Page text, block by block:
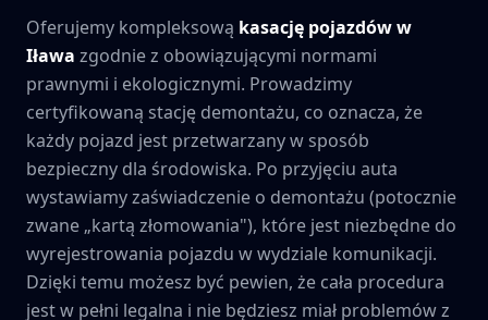
Oferujemy kompleksową kasację pojazdów w
Iława zgodnie z obowiązującymi normami
prawnymi i ekologicznymi. Prowadzimy
certyfikowaną stację demontażu, co oznacza, że
każdy pojazd jest przetwarzany w sposób
bezpieczny dla środowiska. Po przyjęciu auta
wystawiamy zaświadczenie o demontażu (potocznie
zwane „kartą złomowania"), które jest niezbędne do
wyrejestrowania pojazdu w wydziale komunikacji.
Dzięki temu możesz być pewien, że cała procedura
jest w pełni legalna i nie będziesz miał problemów z